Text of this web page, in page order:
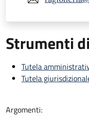
Strumenti
Tutela
Tutela
Argomenti: